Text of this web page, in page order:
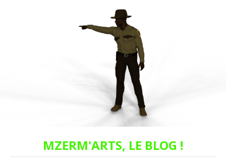
MZERM'ARTS, LE BLOG !